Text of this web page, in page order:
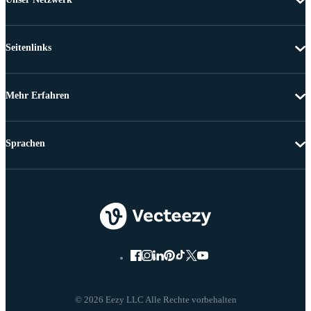
Seitenlinks
Mehr Erfahren
© 2026 Eezy LLC Alle Rechte vorbehalten
Sprachen